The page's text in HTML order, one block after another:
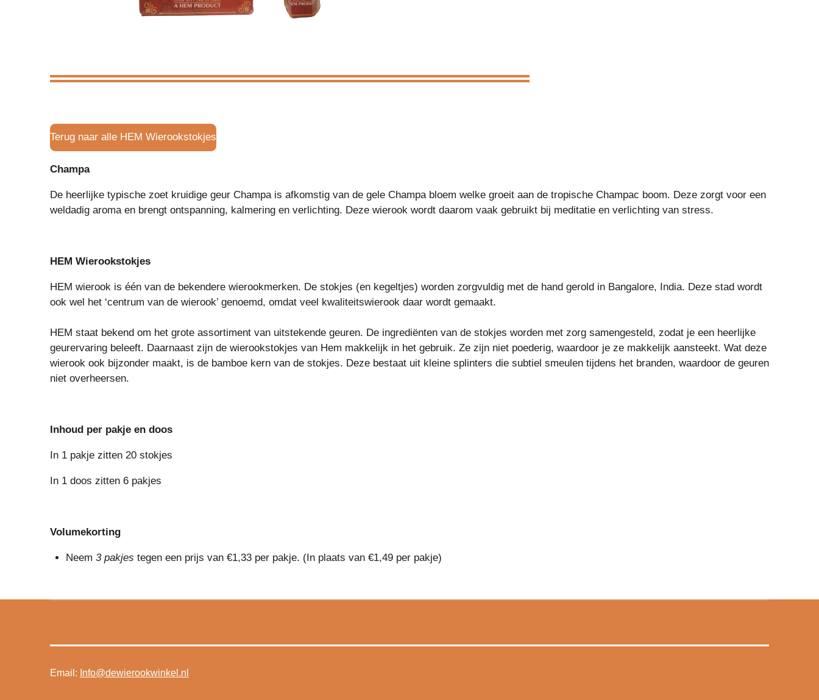
Terug naar alle HEM Wierookstokjes
Champa
De heerlijke typische zoet kruidige geur Champa is afkomstig van de gele Champa bloem welke groeit aan de tropische Champac boom. Deze zorgt voor een
weldadig aroma en brengt ontspanning, kalmering en verlichting. Deze wierook wordt daarom vaak gebruikt bij meditatie en verlichting van stress.
HEM Wierookstokjes
HEM wierook is één van de bekendere wierookmerken. De stokjes (en kegeltjes) worden zorgvuldig met de hand gerold in Bangalore, India. Deze stad wordt
ook wel het ‘centrum van de wierook’ genoemd, omdat veel kwaliteitswierook daar wordt gemaakt.
HEM staat bekend om het grote assortiment van uitstekende geuren. De ingrediënten van de stokjes worden met zorg samengesteld, zodat je een heerlijke
geurervaring beleeft. Daarnaast zijn de wierookstokjes van Hem makkelijk in het gebruik. Ze zijn niet poederig, waardoor je ze makkelijk aansteekt. Wat deze
wierook ook bijzonder maakt, is de bamboe kern van de stokjes. Deze bestaat uit kleine splinters die subtiel smeulen tijdens het branden, waardoor de geuren
niet overheersen.
Inhoud per pakje en doos
In 1 pakje zitten 20 stokjes
In 1 doos zitten 6 pakjes
Volumekorting
Neem 3 pakjes tegen een prijs van €1,33 per pakje. (In plaats van €1,49 per pakje)
Email: Info@dewierookwinkel.nl